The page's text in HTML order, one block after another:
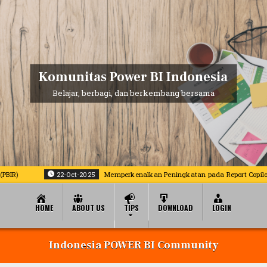
Komunitas Power BI Indonesia
Belajar, berbagi, dan berkembang bersama
22-Oct-2025 Memperkenalkan Peningkatan pada Report Copilot di
HOME ABOUT US TIPS DOWNLOAD LOGIN
Indonesia POWER BI Community